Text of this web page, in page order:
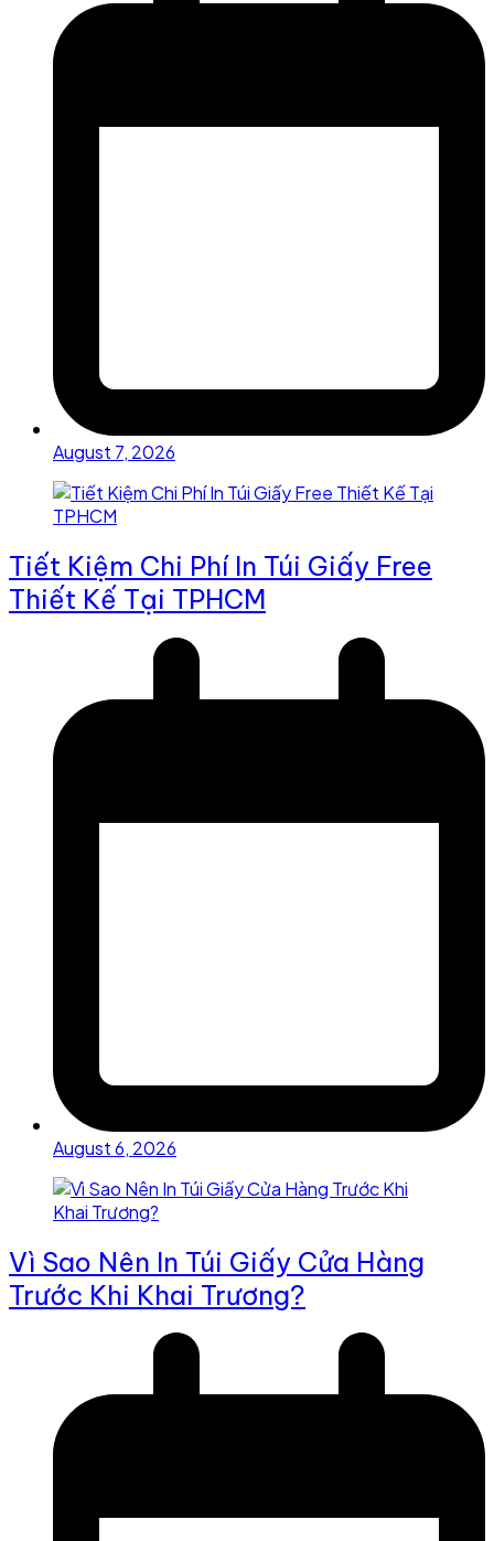
August 7, 2026
Tiết Kiệm Chi Phí In Túi Giấy Free
Thiết Kế Tại TPHCM
August 6, 2026
Vì Sao Nên In Túi Giấy Cửa Hàng
Trước Khi Khai Trương?